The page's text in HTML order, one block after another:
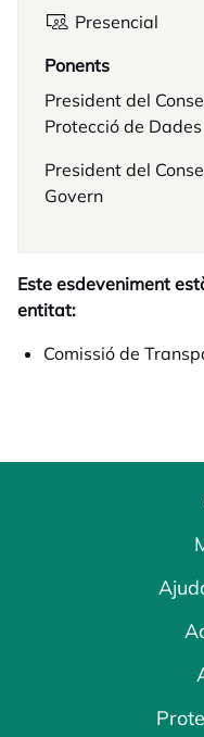
Presencial
Ponents
President del
Protecció de
President del
Govern
Este esdeveniment
entitat:
Comissió de